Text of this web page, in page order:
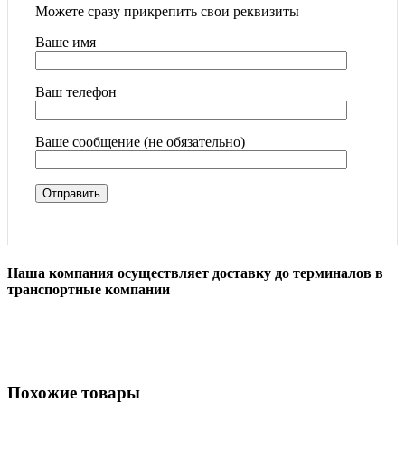
Можете сразу прикрепить свои реквизиты
Ваше имя
Ваш телефон
Ваше сообщение (не обязательно)
Наша компания осуществляет доставку до терминалов в
транспортные компании
Похожие товары